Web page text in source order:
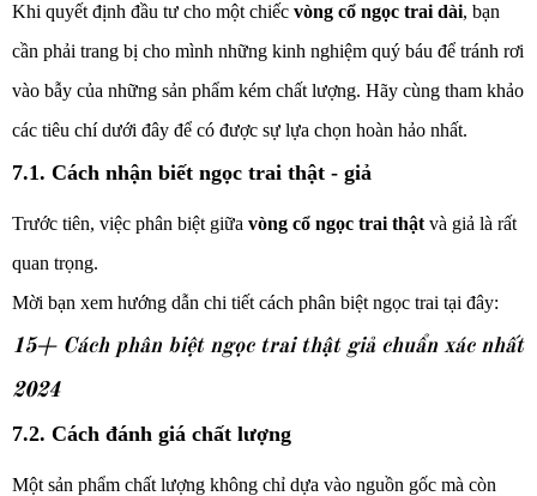
Khi quyết định đầu tư cho một chiếc vòng cổ ngọc trai dài, bạn
cần phải trang bị cho mình những kinh nghiệm quý báu để tránh rơi
vào bẫy của những sản phẩm kém chất lượng. Hãy cùng tham khảo
các tiêu chí dưới đây để có được sự lựa chọn hoàn hảo nhất.
7.1. Cách nhận biết ngọc trai thật - giả
Trước tiên, việc phân biệt giữa vòng cổ ngọc trai thật và giả là rất
quan trọng.
Mời bạn xem hướng dẫn chi tiết cách phân biệt ngọc trai tại đây:
15+ Cách phân biệt ngọc trai thật giả chuẩn xác nhất
2024
7.2. Cách đánh giá chất lượng
Một sản phẩm chất lượng không chỉ dựa vào nguồn gốc mà còn